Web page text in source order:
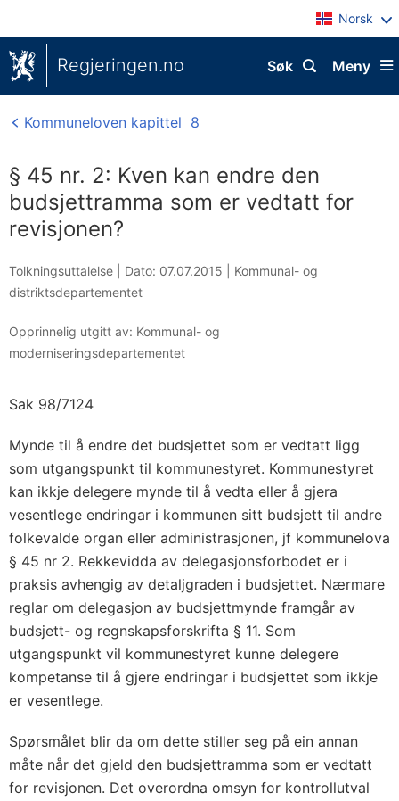
Norsk
Regjeringen.no Meny
Søk
Kommuneloven kapittel 8
§ 45 nr. 2: Kven kan endre den
budsjettramma som er vedtatt for
revisjonen?
Tolkningsuttalelse | Dato: 07.07.2015
Kommunal- og
distriktsdepartementet
Opprinnelig utgitt av: Kommunal- og
moderniseringsdepartementet
Sak 98/7124
Mynde til å endre det budsjettet som er vedtatt ligg
som utgangspunkt til kommunestyret. Kommunestyret
kan ikkje delegere mynde til å vedta eller å gjera
vesentlege endringar i kommunen sitt budsjett til andre
folkevalde organ eller administrasjonen, jf kommunelova
§ 45 nr 2. Rekkevidda av delegasjonsforbodet er i
praksis avhengig av detaljgraden i budsjettet. Nærmare
reglar om delegasjon av budsjettmynde framgår av
budsjett- og regnskapsforskrifta § 11. Som
utgangspunkt vil kommunestyret kunne delegere
kompetanse til å gjere endringar i budsjettet som ikkje
er vesentlege.
Spørsmålet blir da om dette stiller seg på ein annan
måte når det gjeld den budsjettramma som er vedtatt
for revisjonen. Det overordna omsyn for kontrollutval